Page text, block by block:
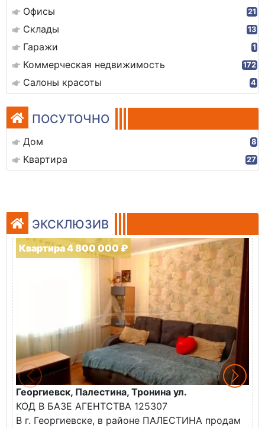
Офисы 21
Склады 13
Гаражи 1
Коммерческая недвижимость 172
Салоны красоты 4
ПОСУТОЧНО
Дом 8
Квартира 27
ЭКСКЛЮЗИВ
Квартира 4 800 000 ₽
Георгиевск, Палестина, Тронина ул.
КОД В БАЗЕ АГЕНТСТВА 125307
В г. Георгиевске, в районе ПАЛЕСТИНА продам